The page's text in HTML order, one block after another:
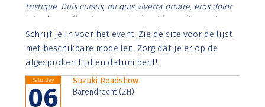
tristique. Duis cursus, mi quis viverra ornare, eros dolor
interdum nulla, ut commodo diam libero vitae erat.
Aenean faucibus nibh et justo cursus id rutrum lorem
imperdiet. Nunc ut sem vitae risus tristique posuere.
Schrijf je in voor het event. Zie de site voor de lijst
met beschikbare modellen. Zorg dat je er op de
afgesproken tijd en datum bent!
Saturday
06
Suzuki Roadshow
Barendrecht (ZH)